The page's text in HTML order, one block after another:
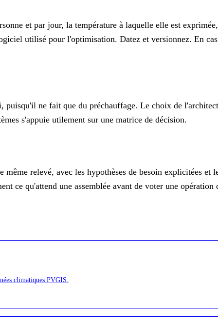
et par jour, la température à laquelle elle est
utilisé pour l'optimisation. Datez et versionnez. En
puisqu'il ne fait que du préchauffage. Le choix de
s'appuie utilement sur une matrice de décision.
relevé, avec les hypothèses de besoin explicitées et
ce qu'attend une assemblée avant de voter une
climatiques PVGIS.